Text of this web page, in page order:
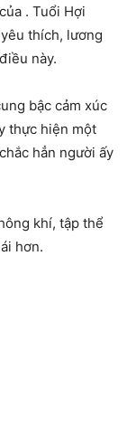
. Tuổi Hợi
thích, lương
này.
bậc cảm xúc
thực hiện một
hẳn người ấy
khí, tập thể
hơn.